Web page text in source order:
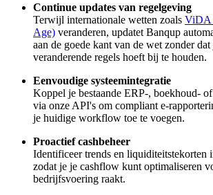
Continue updates van regelgeving
Terwijl internationale wetten zoals ViDA
Age) veranderen, updatet Banqup
aan de goede kant van de wet zonder
veranderende regels hoeft bij te houden.
Eenvoudige systeemintegratie
Koppel je bestaande ERP-, boekhoud-
via onze API's om compliant e-
je huidige workflow toe te voegen.
Proactief cashbeheer
Identificeer trends en liquiditeitstekorten
zodat je je cashflow kunt optimaliseren
bedrijfsvoering raakt.